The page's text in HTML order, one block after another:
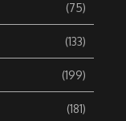
(75)
(133)
(199)
(181)